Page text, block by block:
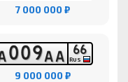
7 000 000 ₽
009АА 66
RUS
9 000 000 ₽